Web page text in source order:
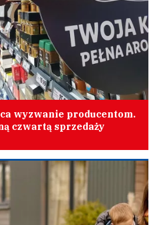
wyzwanie producentom.
czwartą sprzedaży